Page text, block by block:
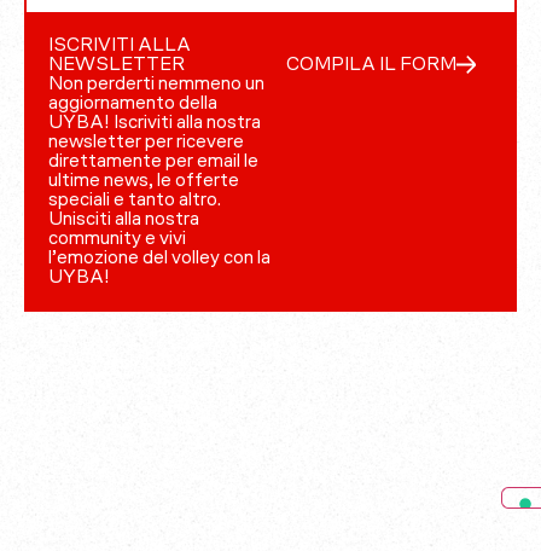
ISCRIVITI ALLA
NEWSLETTER
Non perderti nemmeno un
aggiornamento della
UYBA! Iscriviti alla nostra
newsletter per ricevere
direttamente per email le
ultime news, le offerte
speciali e tanto altro.
Unisciti alla nostra
community e vivi
l’emozione del volley con la
UYBA!
COMPILA IL FORM